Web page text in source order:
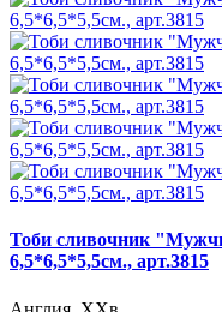
Тоби сливочник
6,5*6,5*5,5см., арт.3815